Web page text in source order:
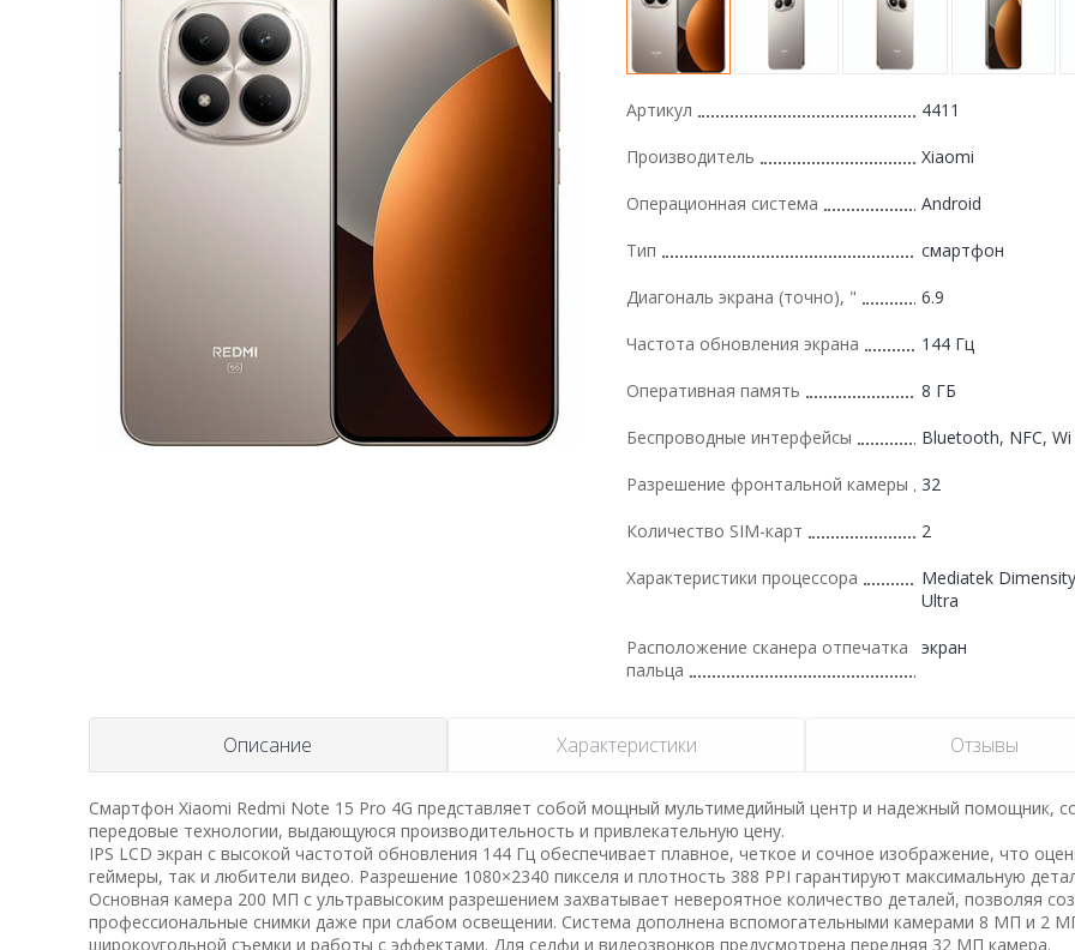
Артикул 4411
Производитель Xiaomi
Операционная система Android
Тип смартфон
Диагональ экрана (точно), " 6.9
Частота обновления экрана 144 Гц
Оперативная память 8 ГБ
Беспроводные интерфейсы Bluetooth, NFC, Wi
Разрешение фронтальной камеры 32
Количество SIM-карт 2
Характеристики процессора
Mediatek
Ultra
Расположение сканера отпечатка
пальца
экран
Описание Характеристики Отзывы
Смартфон Xiaomi Redmi Note 15 Pro 4G представляет собой мощный мультимедийный центр и надежный помощник,
передовые технологии, выдающуюся производительность и привлекательную цену.
IPS LCD экран с высокой частотой обновления 144 Гц обеспечивает плавное, четкое и сочное изображение, что
геймеры, так и любители видео. Разрешение 1080×2340 пикселя и плотность 388 PPI гарантируют максимальную
Основная камера 200 МП с ультравысоким разрешением захватывает невероятное количество деталей, позволяя
профессиональные снимки даже при слабом освещении. Система дополнена вспомогательными камерами 8 МП и 2
широкоугольной съемки и работы с эффектами. Для селфи и видеозвонков предусмотрена передняя 32 MП камера.